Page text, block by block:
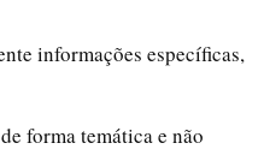
informações específicas,
forma temática e não